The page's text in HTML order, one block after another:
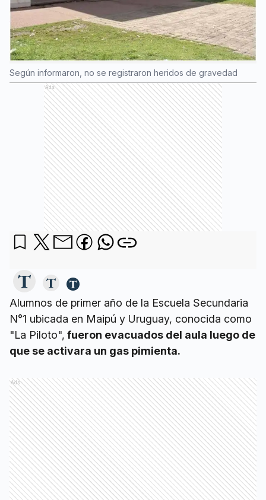
Según informaron, no se registraron heridos de gravedad
Ads
Alumnos de primer año de la Escuela Secundaria
N°1 ubicada en Maipú y Uruguay, conocida como
"La Piloto", fueron evacuados del aula luego de
que se activara un gas pimienta.
Ads